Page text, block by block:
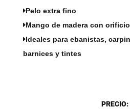
Pelo extra fino
Mango de madera con
Ideales para ebanistas,
barnices y tintes
PRECIO: